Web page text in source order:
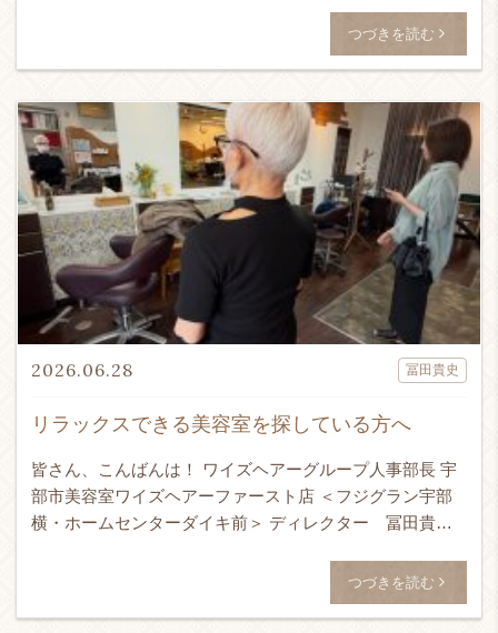
つづきを読む
リラックスできる美容室を探している方へ
2026.06.28 冨田貴史
皆さん、こんばんは！ ワイズヘアーグループ人事部長 宇
部市美容室ワイズヘアーファースト店 ＜フジグラン宇部
横・ホームセンターダイキ前＞ ディレクター 冨田貴史
つづきを読む